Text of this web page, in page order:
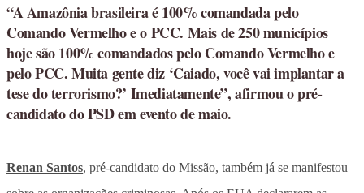
“A Amazônia brasileira é 100% comandada pelo
Comando Vermelho e o PCC. Mais de 250 municípios
hoje são 100% comandados pelo Comando Vermelho e
pelo PCC. Muita gente diz ‘Caiado, você vai implantar a
tese do terrorismo?’ Imediatamente”, afirmou o pré-
candidato do PSD em evento de maio.
Renan Santos, pré-candidato do Missão, também já se manifestou